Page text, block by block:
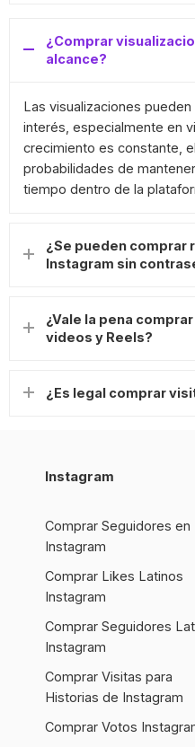
¿Comprar
alcance?
Las visualizaciones
interés, especialmente en
crecimiento es constante,
probabilidades de
tiempo dentro de la
¿Se pueden
Instagram sin
¿Vale la pena
videos y Reels?
¿Es legal comprar
Instagram
Comprar Seguidores en
Instagram
Comprar Likes Latinos
Instagram
Comprar Seguidores
Instagram
Comprar Visitas para
Historias de Instagram
Comprar Votos